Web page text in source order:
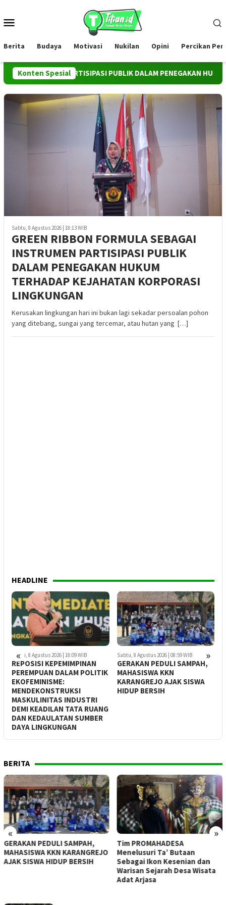
konten
Berita Budaya Motivasi Nukilan Opini Percikan
Konten Spesial
PARTISIPASI PUBLIK DALAM PENEGAKAN HUKUM
Sabtu, 8 Agustus 2026 | 18:13 WIB
GREEN RIBBON FORMULA SEBAGAI
INSTRUMEN PARTISIPASI PUBLIK
DALAM PENEGAKAN HUKUM
TERHADAP KEJAHATAN KORPORASI
LINGKUNGAN
Kerusakan lingkungan hari ini bukan lagi sekadar persoalan pohon
yang ditebang, sungai yang tercemar, atau hutan yang […]
HEADLINE
« »
POLITIK
RUANG
Sabtu, 8 Agustus 2026 | 08:59 WIB
GERAKAN PEDULI SAMPAH,
MAHASISWA KKN
KARANGREJO AJAK SISWA
HIDUP BERSIH
Jumat, 7 Agustus 2026 | 19:38 WIB
WADAS DAN TAUHID
MENGAWAL AMANAH
KEKUASAAN ATAS BUMI
BERITA
« »
Tim PROMAHADESA
Menelusuri Ta’ Butaan
Sebagai Ikon Kesenian dan
Warisan Sejarah Desa Wisata
Menggali Potensi Batik
Dari Tradisi Lokal ke
Panggung Internasional